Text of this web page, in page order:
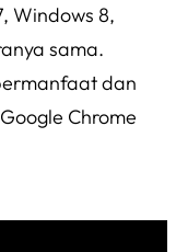
Windows 8,
sama.
dan
Chrome